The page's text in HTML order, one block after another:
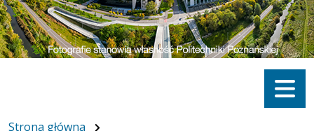
Menu
Strona główna